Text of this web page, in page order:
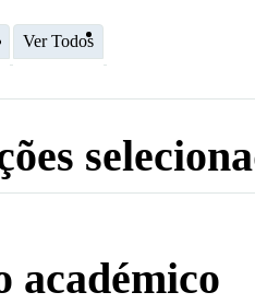
Ver Todos
académico